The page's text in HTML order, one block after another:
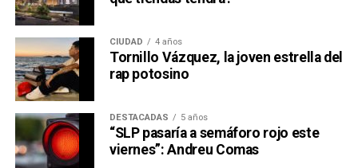
CIUDAD 4 años
Tornillo Vázquez, la joven estrella del
rap potosino
DESTACADAS 5 años
“SLP pasaría a semáforo rojo este
viernes”: Andreu Comas